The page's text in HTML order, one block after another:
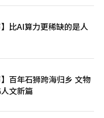
就业机会就会恢复吗？大企
上涨吗？ 结论是，
度、政策、产业生态和社会
半导体大企业创下历史最高
业、地方经济、服务业、青
繁荣。台湾的案例正是对此
多数富裕并不是同一回事。
提升半导体生产能力上。必
、机器人、智能工厂、自动
内容产业中。半导体是AI
运转。AI必须进入工厂、
汽车和机器人中，才能创造
】比AI算力更稀缺的是人
】百年石狮跨海归乡 文物
文新篇